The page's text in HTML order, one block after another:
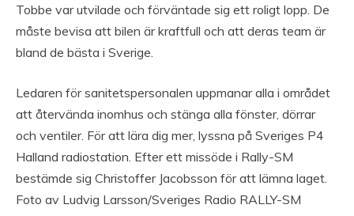
Tobbe var utvilade och förväntade sig ett roligt lopp. De
måste bevisa att bilen är kraftfull och att deras team är
bland de bästa i Sverige.
Ledaren för sanitetspersonalen uppmanar alla i området
att återvända inomhus och stänga alla fönster, dörrar
och ventiler. För att lära dig mer, lyssna på Sveriges P4
Halland radiostation. Efter ett missöde i Rally-SM
bestämde sig Christoffer Jacobsson för att lämna laget.
Foto av Ludvig Larsson/Sveriges Radio RALLY-SM